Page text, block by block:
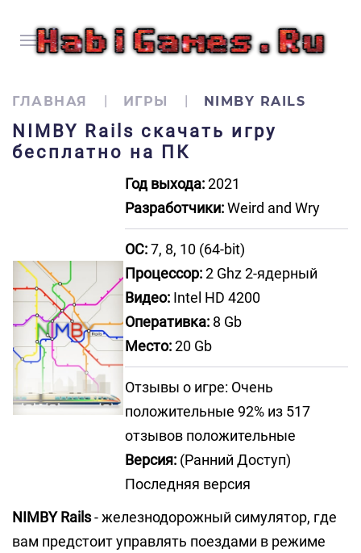
ГЛАВНАЯ ИГРЫ NIMBY RAILS
NIMBY Rails скачать игру
бесплатно на ПК
Год выхода:2021
Разработчики:Weird and Wry
ОС:7, 8, 10 (64-bit)
Процессор:2 Ghz 2-ядерный
Видео: Intel HD 4200
Оперативка: 8 Gb
Место:20 Gb
Отзывы о игре: Очень
положительные 92% из 517
отзывов положительные
Версия: (Ранний Доступ)
Последняя версия
NIMBY Rails- железнодорожный симулятор, где
вам предстоит управлять поездами в режиме